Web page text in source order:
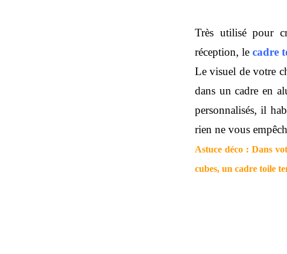
Très utilisé pour
réception, lecadre
Le visuel de votre
dans un cadre en
personnalisés, il
rien ne vous
Astuce déco : Dans
cubes, un cadre toile